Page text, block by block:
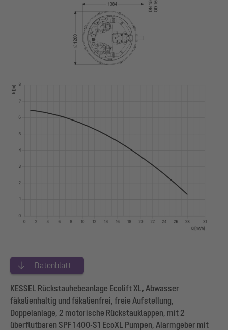
Datenblatt
KESSEL Rückstauhebeanlage Ecolift XL, Abwasser
fäkalienhaltig und fäkalienfrei, freie Aufstellung,
Doppelanlage, 2 motorische Rückstauklappen, mit 2
überflutbaren SPF 1400-S1 EcoXL Pumpen, Alarmgeber mit